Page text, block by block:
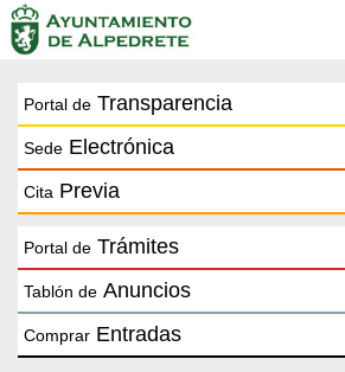
Portal de Transparencia
Sede Electrónica
Cita Previa
Portal de Trámites
Tablón de Anuncios
Comprar Entradas